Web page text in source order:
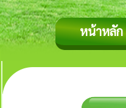
หน้าหลัก